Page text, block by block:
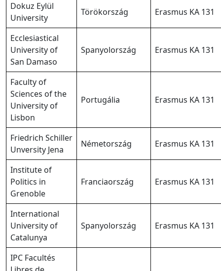
Dokuz Eylül
University
Törökország Erasmus KA 131
Ecclesiastical
University of
San Damaso
Spanyolország Erasmus KA 131
Faculty of
Sciences of the
University of
Lisbon
Portugália Erasmus KA 131
Friedrich Schiller
Unversity Jena
Németország Erasmus KA 131
Institute of
Politics in
Grenoble
Franciaország Erasmus KA 131
International
University of
Catalunya
Spanyolország Erasmus KA 131
IPC Facultés